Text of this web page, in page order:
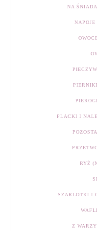
NA
PLACKI I
RYŻ
SZARLOTKI I
Z